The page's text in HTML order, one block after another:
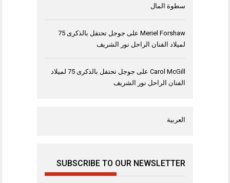
سطوة المال
Meriel Forshaw على
جوجل تحتفل بالذكرى 75
لميلاد الفنان الراحل نور الشريف
Carol McGill على
جوجل تحتفل بالذكرى 75 لميلاد
الفنان الراحل نور الشريف
العربية
SUBSCRIBE TO OUR NEWSLETTER